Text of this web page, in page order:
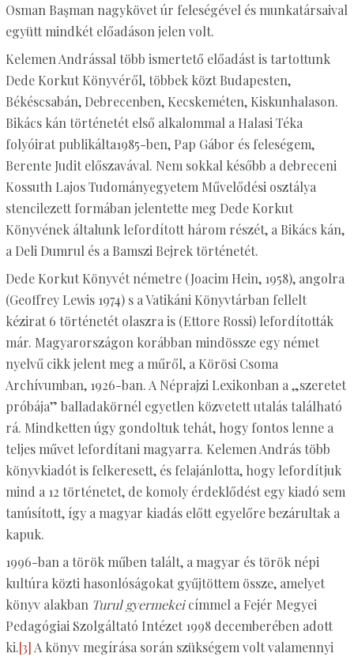
Osman Başman nagykövet úr feleségével és munkatársaival
együtt mindkét előadáson jelen volt.
Kelemen Andrással több ismertető előadást is tartottunk
Dede Korkut Könyvéről, többek közt Budapesten,
Békéscsabán, Debrecenben, Kecskeméten, Kiskunhalason.
Bikács kán történetét első alkalommal a Halasi Téka
folyóirat publikálta1985-ben, Pap Gábor és feleségem,
Berente Judit előszavával. Nem sokkal később a debreceni
Kossuth Lajos Tudományegyetem Művelődési osztálya
stencilezett formában jelentette meg Dede Korkut
Könyvének általunk lefordított három részét, a Bikács kán,
a Deli Dumrul és a Bamszi Bejrek történetét.
Dede Korkut Könyvét németre (Joacim Hein, 1958), angolra
(Geoffrey Lewis 1974) s a Vatikáni Könyvtárban fellelt
kézirat 6 történetét olaszra is (Ettore Rossi) lefordították
már. Magyarországon korábban mindössze egy német
nyelvű cikk jelent meg a műről, a Körösi Csoma
Archívumban, 1926-ban. A Néprajzi Lexikonban a „szeretet
próbája” balladakörnél egyetlen közvetett utalás található
rá. Mindketten úgy gondoltuk tehát, hogy fontos lenne a
teljes művet lefordítani magyarra. Kelemen András több
könyvkiadót is felkeresett, és felajánlotta, hogy lefordítjuk
mind a 12 történetet, de komoly érdeklődést egy kiadó sem
tanúsított, így a magyar kiadás előtt egyelőre bezárultak a
kapuk.
1996-ban a török műben talált, a magyar és török népi
kultúra közti hasonlóságokat gyűjtöttem össze, amelyet
könyv alakban Turul gyermekeicímmel a Fejér Megyei
Pedagógiai Szolgáltató Intézet 1998 decemberében adott
ki.[3] A könyv megírása során szükségem volt valamennyi